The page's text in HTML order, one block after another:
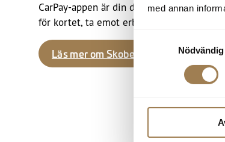
med annan
Nödvändig
CarPay-appen är din digitala plånbok.
för kortet, ta emot erbjudanden och
Läs mer om Skobeskortet & CarPay